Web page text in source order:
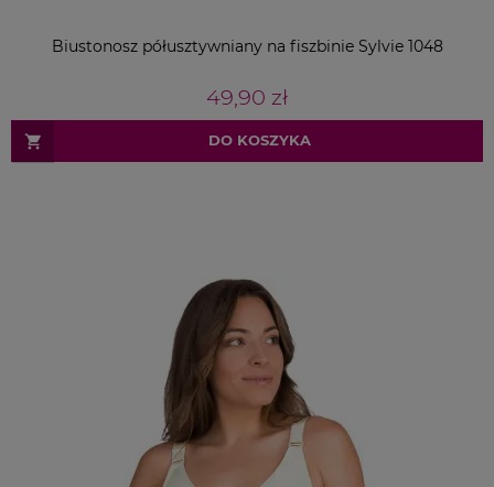
Biustonosz półusztywniany na fiszbinie Sylvie 1048
49,90 zł
DO KOSZYKA